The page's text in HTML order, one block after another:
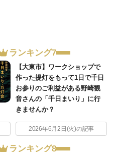
ランキング7
【大東市】ワークショップで
作った提灯をもって1日で千日
お参りのご利益がある野崎観
音さんの「千日まいり」に行
きませんか？
2026年6月2日(火)の記事
ランキング8